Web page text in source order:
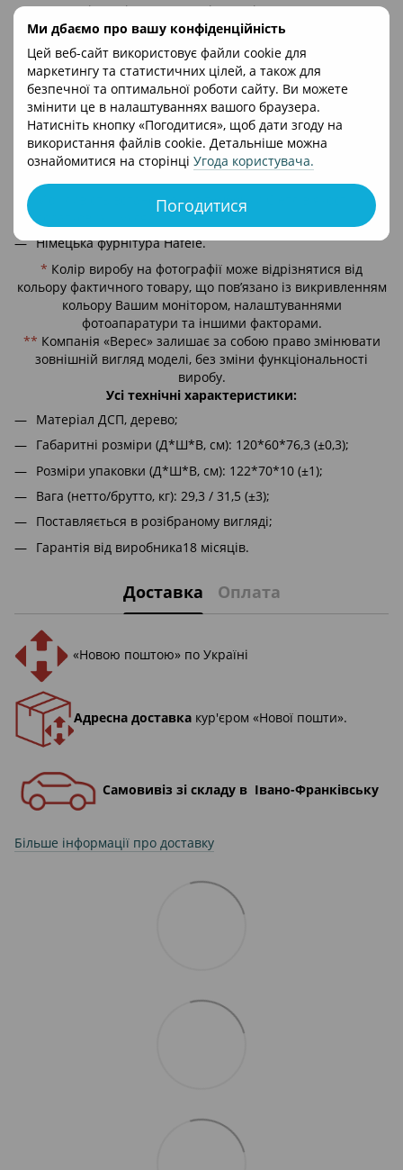
Ми дбаємо про вашу конфіденційність
Цей веб-сайт використовує файли cookie для
маркетингу та статистичних цілей, а також для
безпечної та оптимальної роботи сайту. Ви можете
змінити це в налаштуваннях вашого браузера.
Натисніть кнопку «Погодитися», щоб дати згоду на
використання файлів cookie. Детальніше можна
ознайомитися на сторінці Угода користувача.
Погодитися
Захист від падіння предметів за стіл;
Шухляда-органайзер повного висування, розділена на 3
зони;
Для ноутбуків з екраном до 15,6 дюймів;
Закруглені кути виробу;
Дерев’яні ніжки та ручки, покриті лаком на водній
основі;
Клас безпеки ДСП - Е1;
Можливість встановлення тумбочки Сіетл в якості
додаткових шухляд;
Німецька фурнітура Hafele.
* Колір виробу на фотографії може відрізнятися від
кольору фактичного товару, що пов’язано із викривленням
кольору Вашим монітором, налаштуваннями
фотоапаратури та іншими факторами.
** Компанія «Верес» залишає за собою право змінювати
зовнішній вигляд моделі, без зміни функціональності
виробу.
Усі технічні характеристики:
Матеріал ДСП, дерево;
Габаритні розміри (Д*Ш*В, см): 120*60*76,3 (±0,3);
Розміри упаковки (Д*Ш*В, см): 122*70*10 (±1);
Вага (нетто/брутто, кг): 29,3 / 31,5 (±3);
Поставляється в розібраному вигляді;
Гарантія від виробника18 місяців.
Доставка Оплата
«Новою поштою» по Україні
Адресна доставка кур'єром «Нової пошти».
Самовивіз зі складу в Івано-Франківську
Більше інформації про доставку